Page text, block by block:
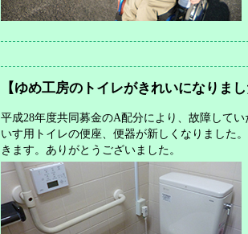
【ゆめ工房のトイレがきれいになりま
平成28年度共同募金のA配分により、故障して
いす用トイレの便座、便器が新しくなりました
きます。ありがとうございました。